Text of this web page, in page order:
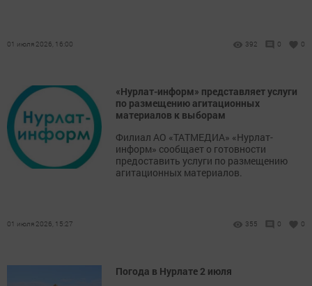
01 июля 2026, 16:00 392 0 0
«Нурлат-информ» представляет услуги
по размещению агитационных
материалов к выборам
Филиал АО «ТАТМЕДИА» «Нурлат-
информ» сообщает о готовности
предоставить услуги по размещению
агитационных материалов.
01 июля 2026, 15:27 355 0 0
Погода в Нурлате 2 июля